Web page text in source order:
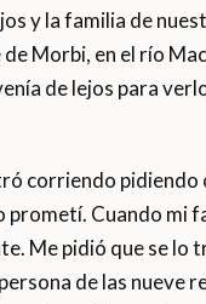
y la familia de
Morbi, en el río
de lejos para
corriendo pidiendo
prometí. Cuando mi
Me pidió que se lo
de las nueve